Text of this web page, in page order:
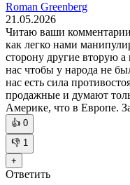
Roman Greenberg
21.05.2026
Читаю ваши
как легко нами
сторону другие вторую а
нас чтобы у народа не
нас есть сила
продажные и думают
Америке, что в Европе.
👍 0
👎 1
+
Ответить